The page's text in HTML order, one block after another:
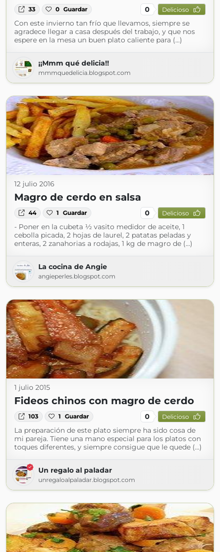
33 0 Guardar 0 Delicioso
Con este invierno tan frío que llevamos, siempre se
agradece llegar a casa después del trabajo, y que nos
espere en la mesa un buen plato caliente para (...)
¡¡Mmm qué delicia!!
mmmquedelicia.blogspot.com
12 julio 2016
Magro de cerdo en salsa
44 1 Guardar 0 Delicioso
- Poner en la cubeta ½ vasito medidor de aceite, 1
cebolla picada, 2 hojas de laurel, 2 patatas peladas y
enteras, 2 zanahorias a rodajas, 1 kg de magro de (...)
La cocina de Angie
angieperles.blogspot.com
1 julio 2015
Fideos chinos con magro de cerdo
103 1 Guardar 0 Delicioso
La preparación de este plato siempre ha sido cosa de
mi pareja. Tiene una mano especial para los platos con
toques diferentes, y siempre consigue que le quede (...)
Un regalo al paladar
unregaloalpaladar.blogspot.com